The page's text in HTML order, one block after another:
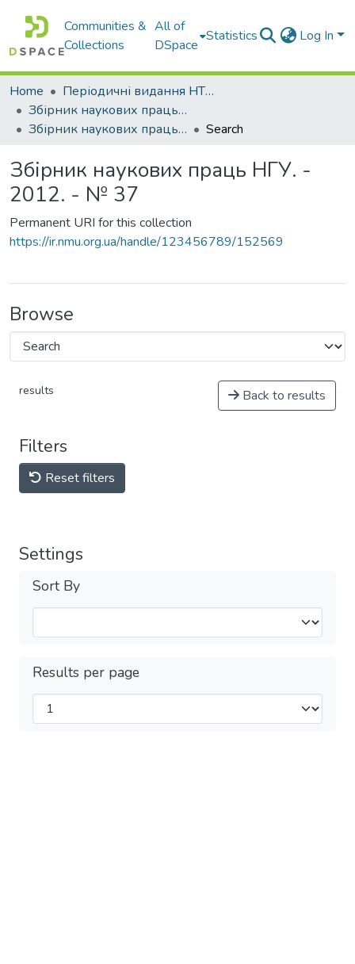
Communities &
Collections
All of
DSpace
Statistics Log In
Home
Періодичні видання НТУ "Дніпровська політехніка"
Збірник наукових праць НГУ
Збірник наукових праць НГУ. - 2012. - № 37
Search
Збірник наукових праць НГУ. -
2012. - № 37
Permanent URI for this collection
https://ir.nmu.org.ua/handle/123456789/152569
Browse
results Back to results
Filters
Reset filters
Settings
Sort By
Results per page